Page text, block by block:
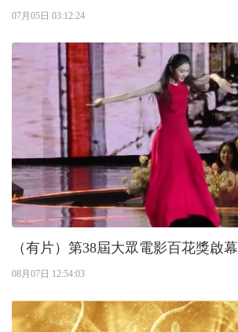
07月05日 03:12:24
（有片）第38屆大眾電影百花獎啟幕
08月07日 12:54:03